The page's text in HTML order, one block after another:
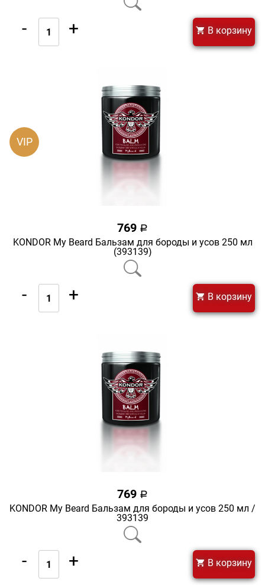
- + В корзину
VIP
769 a
KONDOR My Beard Бальзам для бороды и усов 250 мл
(393139)
- + В корзину
769 a
KONDOR My Beard Бальзам для бороды и усов 250 мл /
393139
- + В корзину